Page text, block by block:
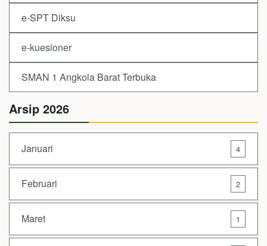
e-SPT Diksu
e-kuesioner
SMAN 1 Angkola Barat Terbuka
Arsip 2026
Januari 4
Februari 2
Maret 1